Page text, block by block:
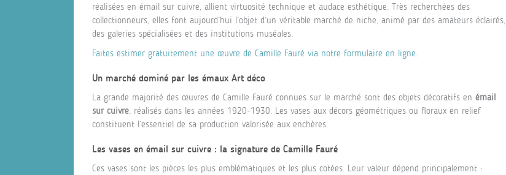
réalisées en émail sur cuivre, allient virtuosité technique et audace esthétique. Très recherchées des
collectionneurs, elles font aujourd’hui l’objet d’un véritable marché de niche, animé par des amateurs éclairés,
des galeries spécialisées et des institutions muséales.
Faites estimer gratuitement une œuvre de Camille Fauré via notre formulaire en ligne.
Un marché dominé par les émaux Art déco
La grande majorité des œuvres de Camille Fauré connues sur le marché sont des objets décoratifs en émail
sur cuivre, réalisés dans les années 1920-1930. Les vases aux décors géométriques ou floraux en relief
constituent l’essentiel de sa production valorisée aux enchères.
Les vases en émail sur cuivre : la signature de Camille Fauré
Ces vases sont les pièces les plus emblématiques et les plus cotées. Leur valeur dépend principalement :